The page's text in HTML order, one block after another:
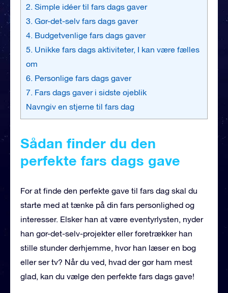
2. Simple idéer til fars dags gaver
3. Gør-det-selv fars dags gaver
4. Budgetvenlige fars dags gaver
5. Unikke fars dags aktiviteter, I kan være fælles
om
6. Personlige fars dags gaver
7. Fars dags gaver i sidste øjeblik
Navngiv en stjerne til fars dag
Sådan finder du den
perfekte fars dags gave
For at finde den perfekte gave til fars dag skal du
starte med at tænke på din fars personlighed og
interesser. Elsker han at være eventyrlysten, nyder
han gør-det-selv-projekter eller foretrækker han
stille stunder derhjemme, hvor han læser en bog
eller ser tv? Når du ved, hvad der gør ham mest
glad, kan du vælge den perfekte fars dags gave!